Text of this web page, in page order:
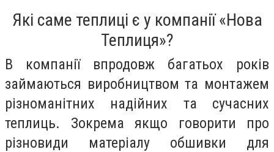
Які саме теплиці є у компанії «Нова
Теплиця»?
В компанії впродовж багатьох років
займаються виробництвом та монтажем
різноманітних надійних та сучасних
теплиць. Зокрема якщо говорити про
різновиди матеріалу обшивки для